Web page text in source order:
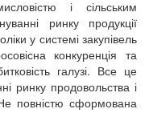
і сільським
ринку продукції
у системі закупівель
конкуренція та
галузі. Все це
ринку продовольства і
повністю сформована